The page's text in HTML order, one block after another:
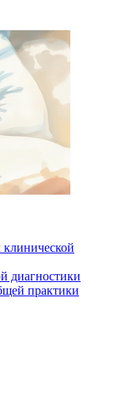
диагностики
практики